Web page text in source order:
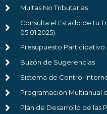
Multas No Tributarias
Consulta el Estado de tu
05.01.2025)
Presupuesto Participativo
Buzón de Sugerencias
Sistema de Control
Programación Multianual
Plan de Desarrollo de las